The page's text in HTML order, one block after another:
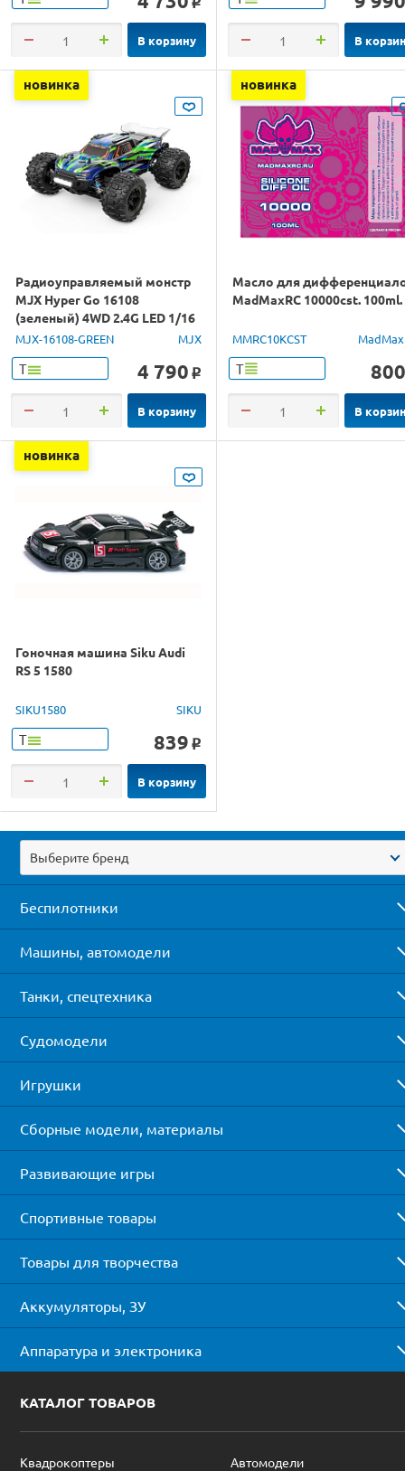
В корзину В
новинка
Радиоуправляемый монстр
MJX Hyper Go 16108
(зеленый) 4WD 2.4G LED 1/16
RTR
MJX-16108-GREEN MJX
Т 4 790 o
В корзину
новинка
Масло для
MadMaxRC 10000cst. 100ml.
MMRC10KCST
Т 800
В
новинка
Гоночная машина Siku Audi
RS 5 1580
SIKU1580 SIKU
Т 839 o
В корзину
Выберите бренд
Беспилотники
Машины, автомодели
Танки, спецтехника
Судомодели
Игрушки
Сборные модели, материалы
Развивающие игры
Спортивные товары
Товары для творчества
Аккумуляторы, ЗУ
Аппаратура и электроника
КАТАЛОГ ТОВАРОВ
Квадрокоптеры
Автомодели